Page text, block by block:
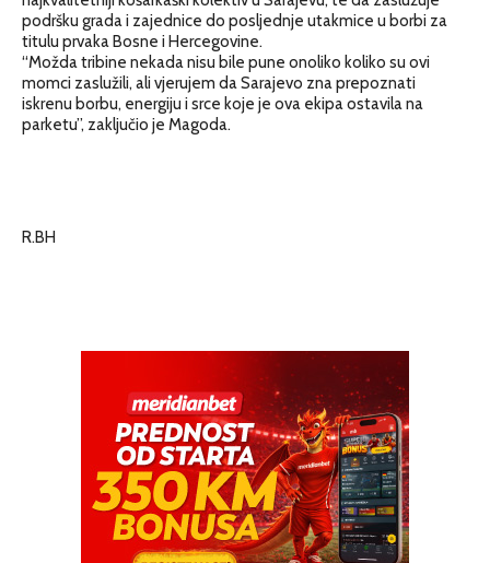
podršku grada i zajednice do posljednje utakmice u borbi za
titulu prvaka Bosne i Hercegovine.
“Možda tribine nekada nisu bile pune onoliko koliko su ovi
momci zaslužili, ali vjerujem da Sarajevo zna prepoznati
iskrenu borbu, energiju i srce koje je ova ekipa ostavila na
parketu”, zaključio je Magoda.
R.BH